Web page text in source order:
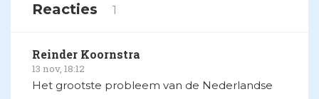
Reacties 1
Reinder Koornstra
13 nov, 18:12
Het grootste probleem van de Nederlandse